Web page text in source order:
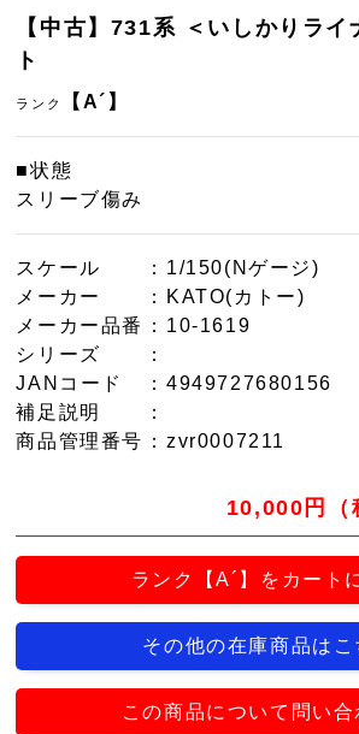
【中古】731系 ＜いしかりライ
ト
ランク 【A´】
■状態
スリーブ傷み
スケール
：1/150(Nゲージ)
メーカー
：KATO(カトー)
メーカー品番
：10-1619
シリーズ
：
JANコード
：4949727680156
補足説明
：
商品管理番号 ：zvr0007211
10,000円（
ランク【A´】をカート
その他の在庫商品はこ
この商品について問い合